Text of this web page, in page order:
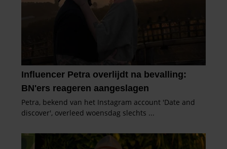
partners voor social media, adverteren en analyse. Deze
informatie die u aan ze heeft verstrekt of die ze hebben
verzameld op basis van uw gebruik van hun services. U
gebruiken.